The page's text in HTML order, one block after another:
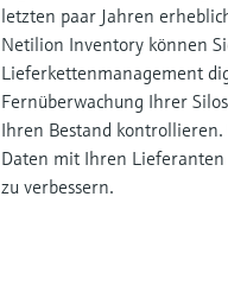
letzten paar Jahren
Netilion Inventory können
Lieferkettenmanagement
Fernüberwachung Ihrer
Ihren Bestand kontrollieren.
Daten mit Ihren
zu verbessern.